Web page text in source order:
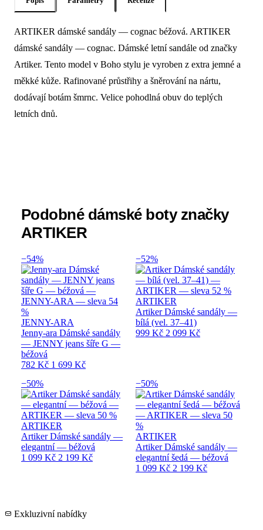
Popis produktu Artiker Dámské
ARTIKER dámské sandály — cognac béžová. ARTIKER
dámské sandály — cognac. Dámské letní sandále od značky
Artiker. Tento model v Boho stylu je vyroben z extra jemné a
měkké kůže. Rafinované průstřihy a šněrování na nártu,
dodávají botám šmrnc. Velice pohodlná obuv do teplých
letních dnů.
Podobné dámské boty značky
ARTIKER
−54%
JENNY-ARA
Jenny-ara Dámské sandály
— JENNY jeans šíře G —
béžová
782 Kč 1 699 Kč
−52%
ARTIKER
Artiker Dámské sandály —
bílá (vel. 37–41)
999 Kč 2 099 Kč
−50%
ARTIKER
Artiker Dámské sandály —
elegantní — béžová
1 099 Kč 2 199 Kč
−50%
ARTIKER
Artiker Dámské sandály —
elegantní šedá — béžová
1 099 Kč 2 199 Kč
Exkluzivní nabídky